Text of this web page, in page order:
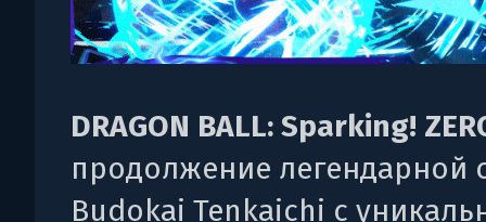
DRAGON BALL: Sparking!
продолжение легендарной
Budokai Tenkaichi с